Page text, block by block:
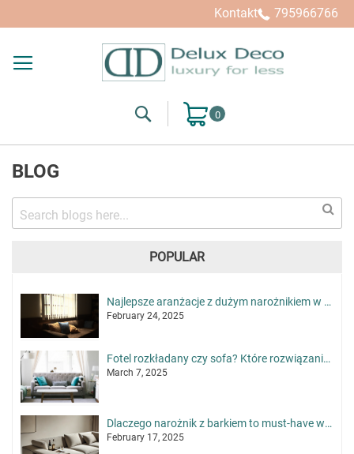
Kontakt 795966766
SearchMój koszyk
BLOG
POPULAR
Najlepsze aranżacje z dużym narożnikiem w roli głównej
February 24, 2025
Fotel rozkładany czy sofa? Które rozwiązanie sprawdzi się lepiej w małym mieszkaniu?
March 7, 2025
Dlaczego narożnik z barkiem to must-have w nowoczesnym salonie?
February 17, 2025